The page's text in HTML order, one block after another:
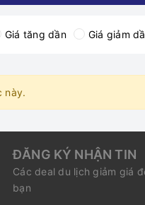
Giá tăng dần Giá giảm
này.
ĐĂNG KÝ NHẬN TIN
Các deal du lịch giảm giá
bạn